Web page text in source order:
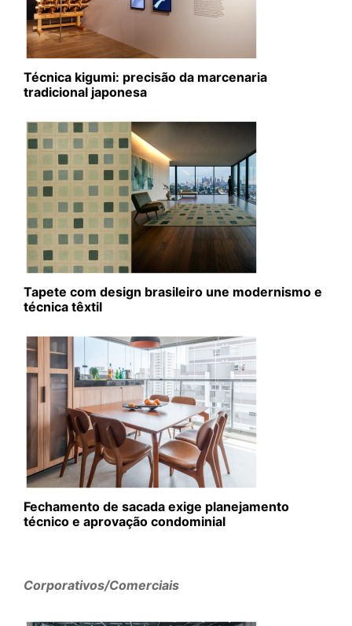
Técnica kigumi: precisão da marcenaria
tradicional japonesa
Tapete com design brasileiro une modernismo e
técnica têxtil
Fechamento de sacada exige planejamento
técnico e aprovação condominial
Corporativos/Comerciais